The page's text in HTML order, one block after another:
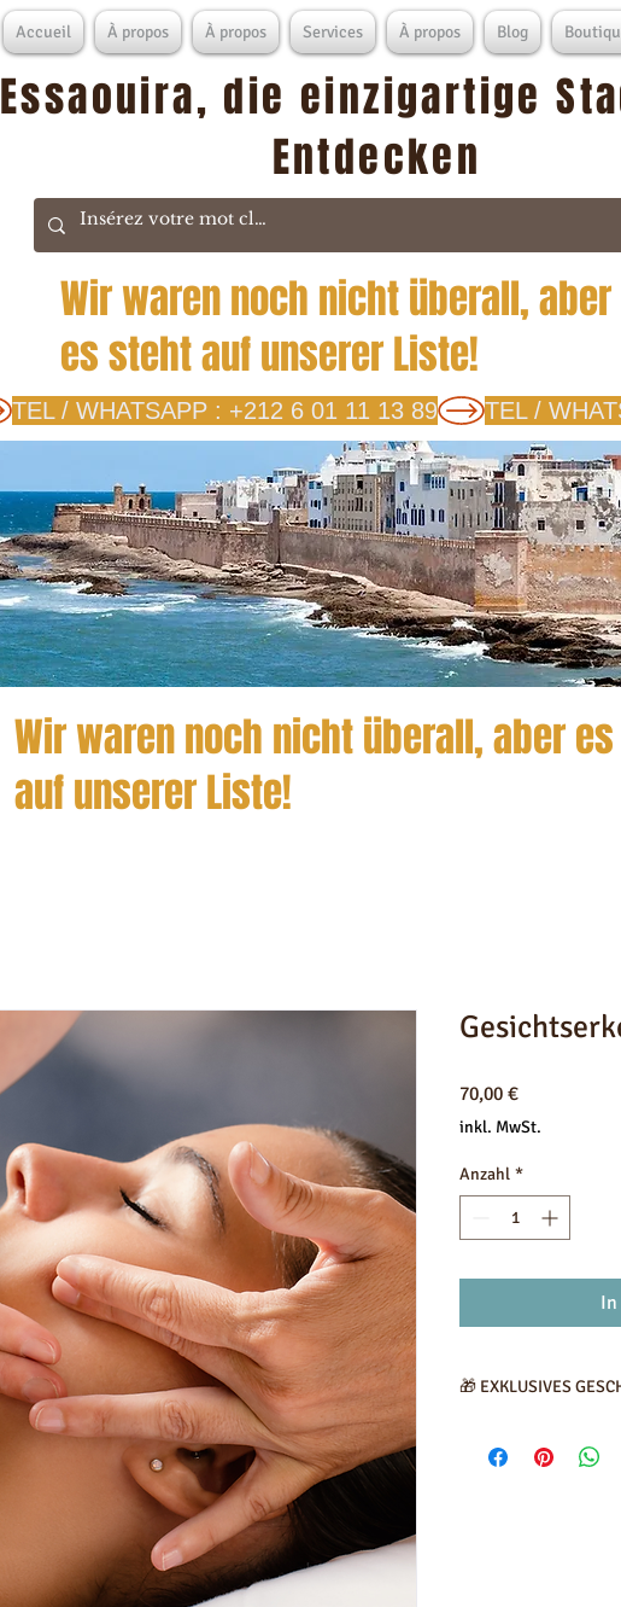
Accueil À propos À propos Services À propos Blog
Essaouira, die einzigartige
Entdecken
Wir waren noch nicht überall, aber
es steht auf unserer Liste!
Wir waren noch nicht überall, aber
auf unserer Liste!
70,00 €Preis
inkl. MwSt.
Anzahl *
In
🎁 EXKLUSIVES
kostenlose